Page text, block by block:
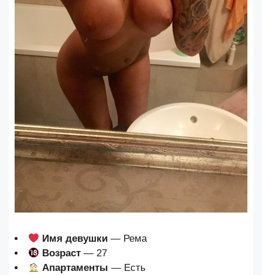
Имя девушки — Рема
Возраст — 27
Апартаменты — Есть